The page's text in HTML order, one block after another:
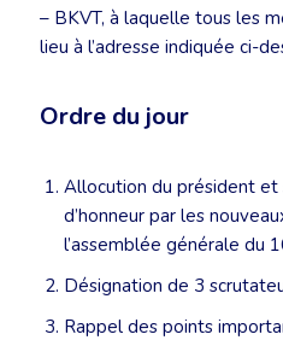
– BKVT, à laquelle tous les
lieu à l’adresse indiquée ci-
Ordre du jour
Allocution du président et
d’honneur par les
l’assemblée générale du
Désignation de 3
Rappel des points